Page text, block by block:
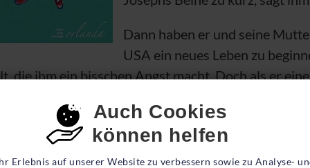
Einstellungen
Auch Cookies
können helfen
Erlebnis auf unserer Website zu verbessern sowie zu Analyse-
Dann haben er und seine
USA ein neues Leben zu
die ihm ein bisschen Angst macht. Doch als er
stehen sieht, erwacht sein Traum vom
gehört einem Mädchen, das auch in Josephs neue
die Joseph den Start im fremden Land